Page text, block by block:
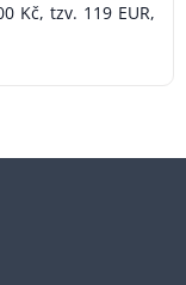
Kč, tzv. 119 EUR,